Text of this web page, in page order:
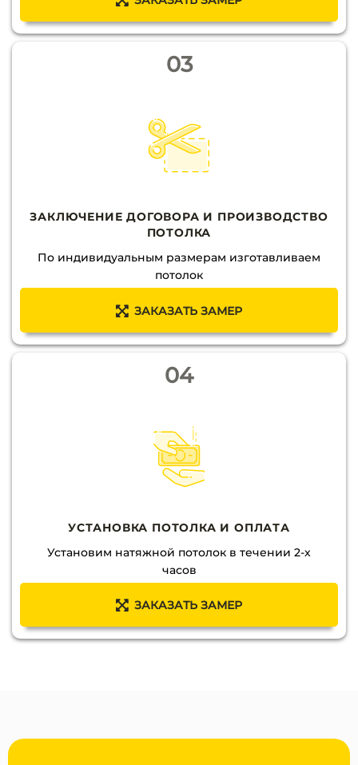
03
ЗАКЛЮЧЕНИЕ ДОГОВОРА И ПРОИЗВОДСТВО
ПОТОЛКА
По индивидуальным размерам изготавливаем
потолок
ЗАКАЗАТЬ ЗАМЕР
04
УСТАНОВКА ПОТОЛКА И ОПЛАТА
Установим натяжной потолок в течении 2-х
часов
ЗАКАЗАТЬ ЗАМЕР